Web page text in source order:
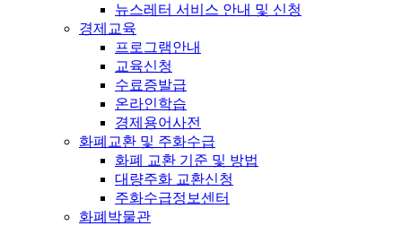
뉴스레터 서비스 안내 및 신청
경제교육
프로그램안내
교육신청
수료증발급
온라인학습
경제용어사전
화폐교환 및 주화수급
화폐 교환 기준 및 방법
대량주화 교환신청
주화수급정보센터
화폐박물관